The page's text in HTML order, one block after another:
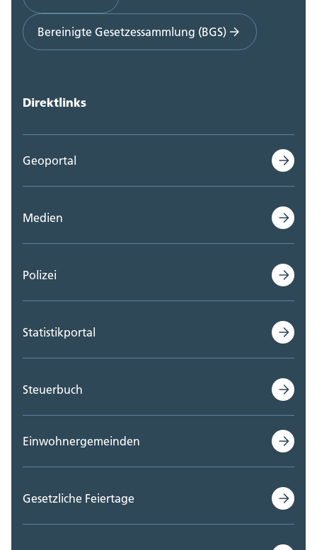
Bereinigte Gesetzessammlung (BGS)
Direktlinks
Geoportal
Medien
Polizei
Statistikportal
Steuerbuch
Einwohnergemeinden
Gesetzliche Feiertage